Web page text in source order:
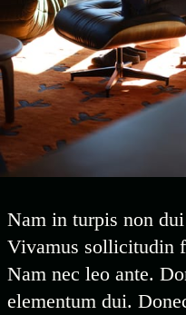
Nam in turpis non
Vivamus sollicitudin
Nam nec leo ante.
elementum dui.